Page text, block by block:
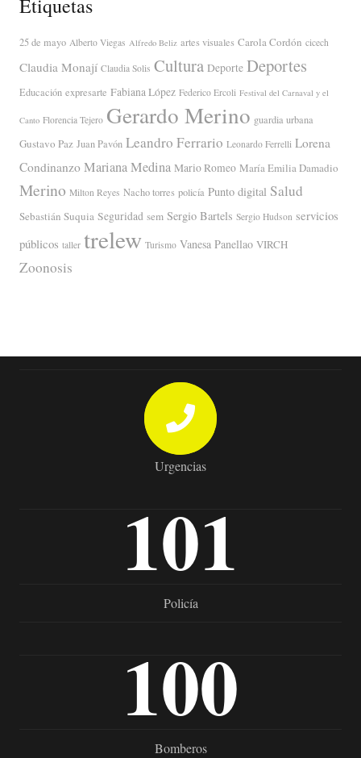
Etiquetas
25 de mayo Alberto Viegas Alfredo Beliz artes visuales Carola Cordón cicech
Claudia Monají Claudia Solis Cultura Deporte Deportes
Educación expresarte Fabiana López Federico Ercoli Festival del Carnaval y el
Canto Florencia Tejero Gerardo Merino guardia urbana
Gustavo Paz Juan Pavón Leandro Ferrario Leonardo Ferrelli Lorena
Condinanzo Mariana Medina Mario Romeo María Emilia Damadio
Merino Milton Reyes Nacho torres policía Punto digital Salud
Sebastián Suquia Seguridad sem Sergio Bartels Sergio Hudson servicios
públicos taller trelew Turismo Vanesa Panellao VIRCH
Zoonosis
Urgencias
101
Policía
100
Bomberos